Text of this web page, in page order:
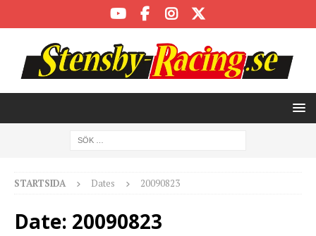
STARTSIDA Dates 20090823
Date: 20090823